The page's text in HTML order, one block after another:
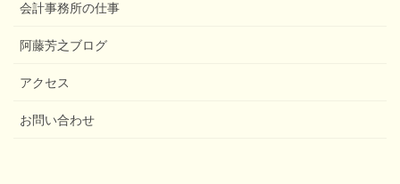
会計事務所の仕事
阿藤芳之ブログ
アクセス
お問い合わせ